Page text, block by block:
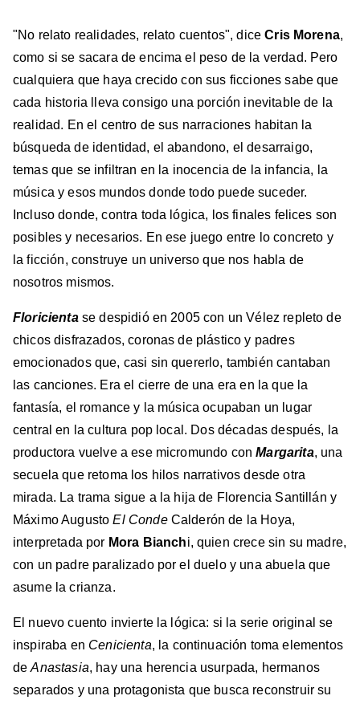
"No relato realidades, relato cuentos", diceCris Morena,
como si se sacara de encima el peso de la verdad. Pero
cualquiera que haya crecido con sus ficciones sabe que
cada historia lleva consigo una porción inevitable de la
realidad. En el centro de sus narraciones habitan la
búsqueda de identidad, el abandono, el desarraigo,
temas que se infiltran en la inocencia de la infancia, la
música y esos mundos donde todo puede suceder.
Incluso donde, contra toda lógica, los finales felices son
posibles y necesarios. En ese juego entre lo concreto y
la ficción, construye un universo que nos habla de
nosotros mismos.
Floricienta se despidió en 2005 con un Vélez repleto de
chicos disfrazados, coronas de plástico y padres
emocionados que, casi sin quererlo, también cantaban
las canciones. Era el cierre de una era en la que la
fantasía, el romance y la música ocupaban un lugar
central en la cultura pop local. Dos décadas después, la
productora vuelve a ese micromundo conMargarita, una
secuela que retoma los hilos narrativos desde otra
mirada. La trama sigue a la hija de Florencia Santillán y
Máximo AugustoEl CondeCalderón de la Hoya,
interpretada por Mora Bianchi, quien crece sin su madre,
con un padre paralizado por el duelo y una abuela que
asume la crianza.
El nuevo cuento invierte la lógica: si la serie original se
inspiraba en Cenicienta, la continuación toma elementos
deAnastasia, hay una herencia usurpada, hermanos
separados y una protagonista que busca reconstruir su